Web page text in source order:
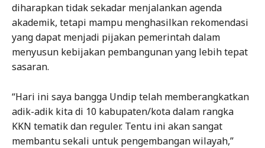
diharapkan tidak sekadar menjalankan agenda
akademik, tetapi mampu menghasilkan rekomendasi
yang dapat menjadi pijakan pemerintah dalam
menyusun kebijakan pembangunan yang lebih tepat
sasaran.
“Hari ini saya bangga Undip telah memberangkatkan
adik-adik kita di 10 kabupaten/kota dalam rangka
KKN tematik dan reguler. Tentu ini akan sangat
membantu sekali untuk pengembangan wilayah,”